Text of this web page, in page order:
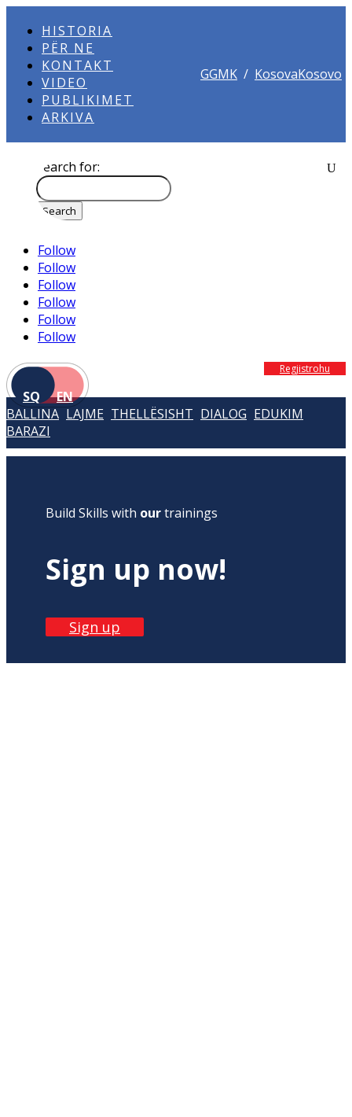
HISTORIA
PËR NE
KONTAKT
VIDEO
PUBLIKIMET
ARKIVA
GGMK / KosovaKosovo
Search for:
Follow
Follow
Follow
Follow
Follow
Follow
SQ EN
Regjistrohu
BALLINA LAJME THELLËSISHT DIALOG EDUKIM
BARAZI
Build Skills with ourtrainings
Sign up now!
Sign up